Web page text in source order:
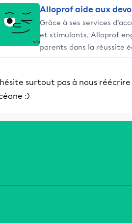
Alloprof aide aux
Grâce à ses services
et stimulants, Alloprof
parents dans la réussite
surtout pas à nous réécrire
:)